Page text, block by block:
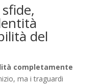
del
completamente
ma i traguardi